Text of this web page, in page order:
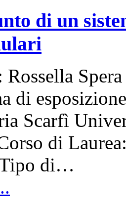
di un
di
Scarfì
di
di…